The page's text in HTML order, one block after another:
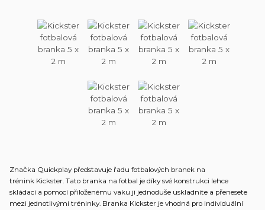
Značka Quickplay představuje řadu fotbalových branek na
trénink Kickster. Tato branka na fotbal je díky své konstrukci lehce
skládací a pomocí přiloženému vaku ji jednoduše uskladníte a přenesete
mezi jednotlivými tréninky. Branka Kickster je vhodná pro individuální